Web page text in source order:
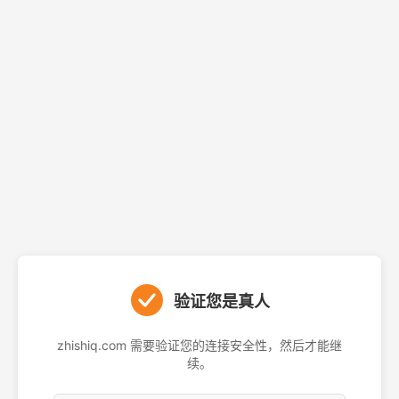
验证您是真人
zhishiq.com 需要验证您的连接安全性，然后才能继
续。